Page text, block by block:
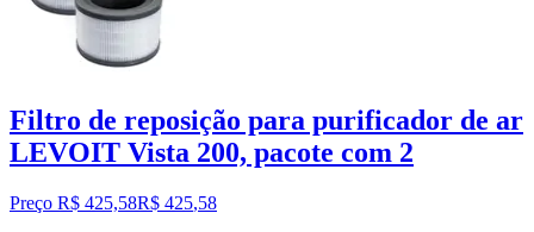
Filtro de reposição para purificador de ar
LEVOIT Vista 200, pacote com 2
Preço R$ 425,58R$ 425,58